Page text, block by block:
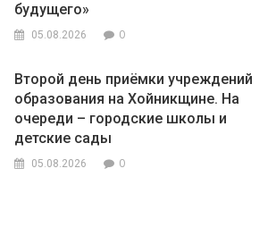
будущего»
05.08.2026 0
Второй день приёмки учреждений
образования на Хойникщине. На
очереди – городские школы и
детские сады
05.08.2026 0